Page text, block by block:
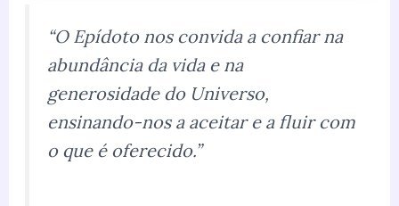
“O Epídoto nos convida a confiar na
abundância da vida e na
generosidade do Universo,
ensinando-nos a aceitar e a fluir com
o que é oferecido.”